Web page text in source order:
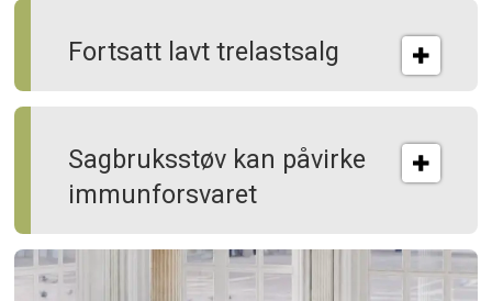
Fortsatt lavt trelastsalg
Sagbruksstøv kan på­virke
immun­forsvaret